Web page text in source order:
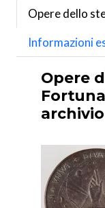
Opere dello
Informazioni
Opere
archivio